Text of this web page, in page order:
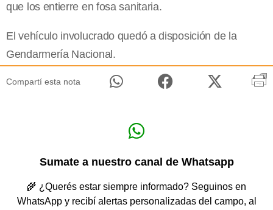
que los entierre en fosa sanitaria.
El vehículo involucrado quedó a disposición de la
Gendarmería Nacional.
Compartí esta nota
Sumate a nuestro canal de Whatsapp
🌾 ¿Querés estar siempre informado? Seguinos en
WhatsApp y recibí alertas personalizadas del campo, al